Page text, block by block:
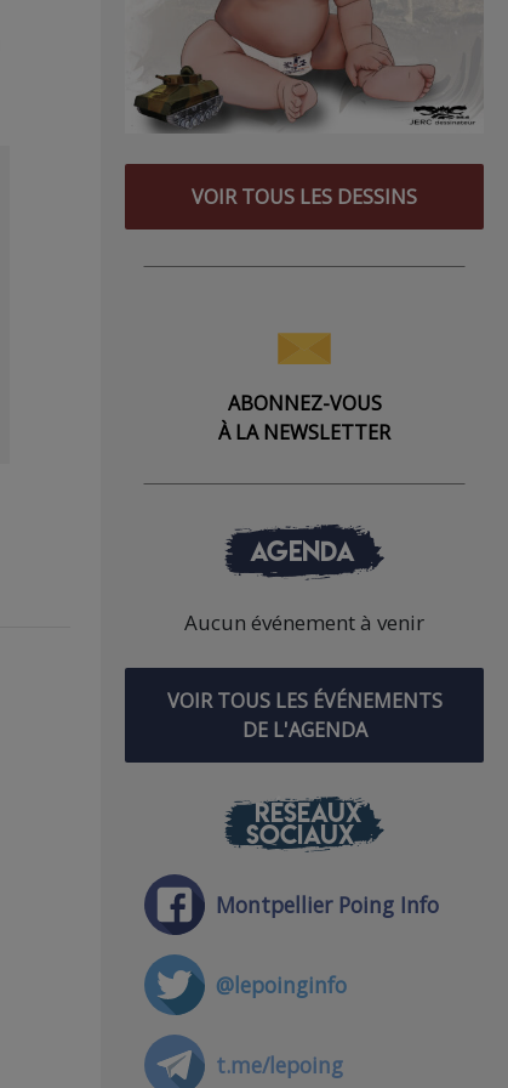
VOIR TOUS LES DESSINS
ABONNEZ-VOUS
À LA NEWSLETTER
AGENDA
Aucun événement à venir
VOIR TOUS LES ÉVÉNEMENTS
DE L'AGENDA
RÉSEAUX
SOCIAUX
Montpellier Poing Info
@lepoinginfo
t.me/lepoing